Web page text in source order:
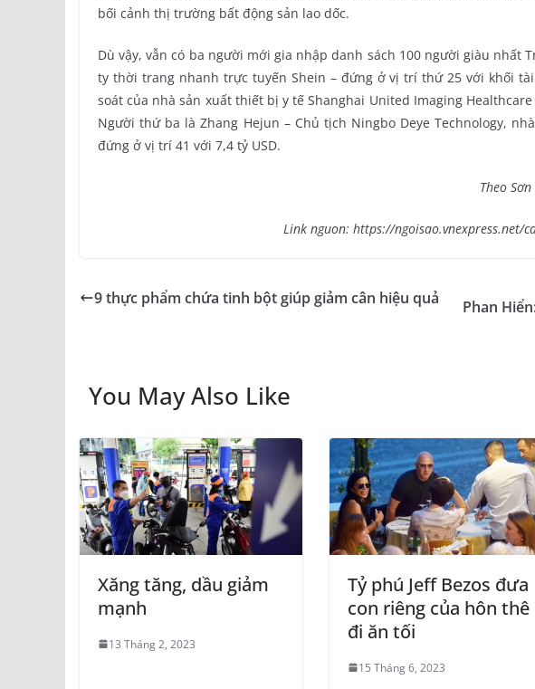
bối cảnh thị trường bất động sản lao dốc.
Dù vậy, vẫn có ba người mới gia nhập danh sách 100 người giàu nhất
ty thời trang nhanh trực tuyến Shein – đứng ở vị trí thứ 25 với khối tài
soát của nhà sản xuất thiết bị y tế Shanghai United Imaging
Người thứ ba là Zhang Hejun – Chủ tịch Ningbo Deye Technology,
đứng ở vị trí 41 với 7,4 tỷ USD.
Theo
Link nguon: https://ngoisao.vnexpress.net/
9 thực phẩm chứa tinh bột giúp giảm cân hiệu quả
Phan
You May Also Like
Xăng tăng, dầu giảm
mạnh
13 Tháng 2, 2023
Tỷ phú Jeff Bezos đưa
con riêng của hôn thê
đi ăn tối
15 Tháng 6, 2023